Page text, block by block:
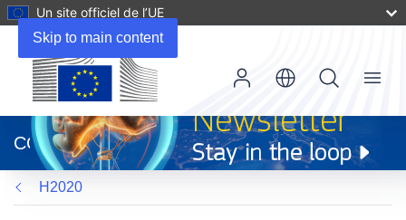
Skip to main content
Un site officiel de l’UE
dans
une
nouvelle
fenêtre)
CORDIS
Menu
H2020